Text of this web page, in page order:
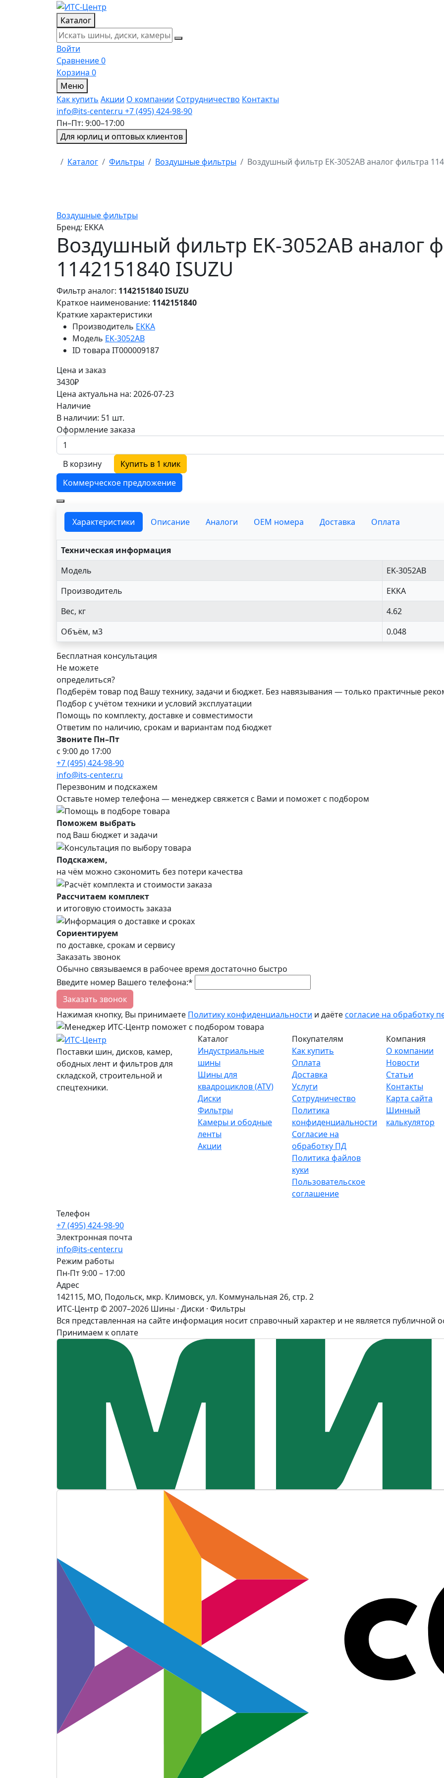
Каталог
Войти
Сравнение0
Корзина 0
Меню
Как купить Акции О компании Сотрудничество Контакты
info@its-center.ru +7 (495) 424-98-90
Пн–Пт: 9:00–17:00
Для юрлиц и оптовых клиентов
Главная
Каталог Фильтры Воздушные фильтры Воздушный фильтр EK-3052AB аналог фильтра
Воздушные фильтры
Бренд: EKKA
Воздушный фильтр EK-3052AB аналог
1142151840 ISUZU
Фильтр аналог: 1142151840 ISUZU
Краткое наименование: 1142151840
Краткие характеристики
Производитель EKKA
Модель EK-3052AB
ID товара IT000009187
Цена и заказ
3430₽
Цена актуальна на: 2026-07-23
Наличие
В наличии: 51 шт.
Оформление заказа
В корзину
Купить в 1 клик
Коммерческое предложение
Характеристики Описание Аналоги OEM номера Доставка Оплата
Техническая информация
Модель
EK-3052AB
Производитель
EKKA
Вес, кг
4.62
Объём, м3
0.048
Бесплатная консультация
Не можете
определиться?
Подберём товар под Вашу технику, задачи и бюджет. Без навязывания — только практичные
Подбор с учётом техники и условий эксплуатации
Помощь по комплекту, доставке и совместимости
Ответим по наличию, срокам и вариантам под бюджет
Звоните Пн–Пт
с 9:00 до 17:00
+7 (495) 424-98-90
info@its-center.ru
Перезвоним и подскажем
Оставьте номер телефона — менеджер свяжется с Вами и поможет с подбором
Поможем выбрать
под Ваш бюджет и задачи
Подскажем,
на чём можно сэкономить без потери качества
Рассчитаем комплект
и итоговую стоимость заказа
Сориентируем
по доставке, срокам и сервису
Заказать звонок
Обычно связываемся в рабочее время достаточно быстро
Введите номер Вашего телефона:*
Заказать звонок
Нажимая кнопку, Вы принимаете Политику конфиденциальности и даётесогласие на обработку
Поставки шин, дисков, камер,
ободных лент и фильтров для
складской, строительной и
спецтехники.
Каталог
Индустриальные
шины
Шины для
квадроциклов (ATV)
Диски
Фильтры
Камеры и ободные
ленты
Акции
Покупателям
Как купить
Оплата
Доставка
Услуги
Сотрудничество
Политика
конфиденциальности
Согласие на
обработку ПД
Политика файлов
куки
Пользовательское
соглашение
Компания
О компании
Новости
Статьи
Контакты
Карта сайта
Шинный
калькулятор
Телефон
+7 (495) 424-98-90
Электронная почта
info@its-center.ru
Режим работы
Пн-Пт 9:00 – 17:00
Адрес
142115, МО, Подольск, мкр. Климовск, ул. Коммунальная 26, стр. 2
ИТС-Центр © 2007–2026 Шины · Диски · Фильтры
Вся представленная на сайте информация носит справочный характер и не является публичной
Принимаем к оплате